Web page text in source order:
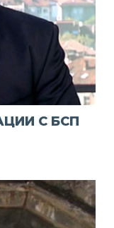
С БСП